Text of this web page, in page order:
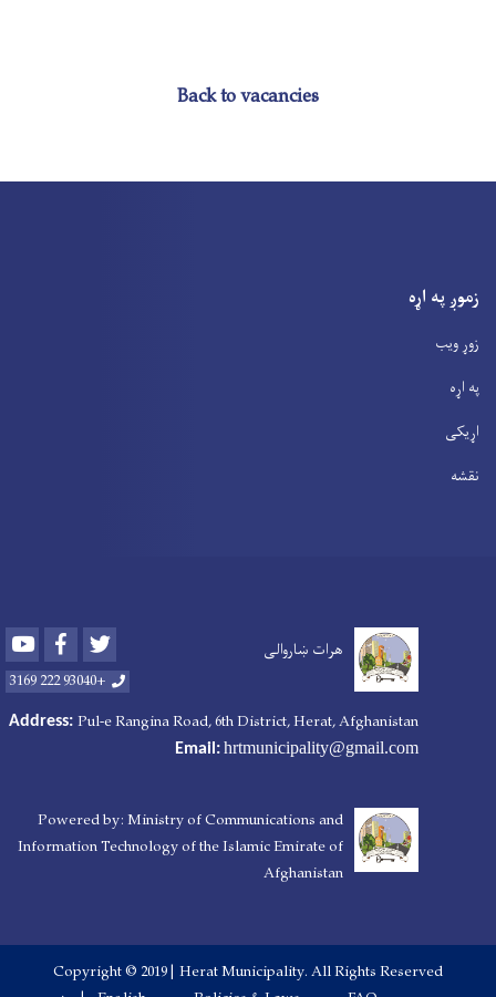
Back to vacancies
زموږ په اړه
زوړ ویب
په اړه
اړیکی
نقشه
هرات ښاروالی Youtube Facebook
+93040 222 3169
Address: Pul-e Rangina Road, 6th District, Herat, Afghanistan
Email:hrtmunicipality@gmail.com
Powered by: Ministry of Communications and
Information Technology of the Islamic Emirate of
Afghanistan
Copyright © 2019 | Herat Municipality. All Rights Reserved